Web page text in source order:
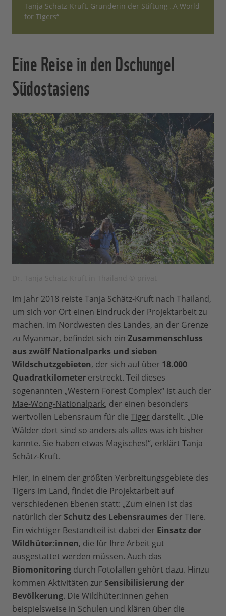
Tanja Schätz-Kruft, Gründerin der Stiftung „A World
for Tigers“
Eine Reise in den Dschungel
Südostasiens
Im Jahr 2018 reiste Tanja Schätz-Kruft nach Thailand,
um sich vor Ort einen Eindruck der Projektarbeit zu
machen. Im Nordwesten des Landes, an der Grenze
zu Myanmar, befindet sich ein Zusammenschluss
aus zwölf Nationalparks und sieben
Wildschutzgebieten, der sich auf über 18.000
Quadratkilometer erstreckt. Teil dieses
sogenannten „Western Forest Complex“ ist auch der
Mae-Wong-Nationalpark, der einen besonders
wertvollen Lebensraum für die Tiger darstellt. „Die
Wälder dort sind so anders als alles was ich bisher
kannte. Sie haben etwas Magisches!“, erklärt Tanja
Schätz-Kruft.
Hier, in einem der größten Verbreitungsgebiete des
Tigers im Land, findet die Projektarbeit auf
verschiedenen Ebenen statt: „Zum einen ist das
natürlich der Schutz des Lebensraumes der Tiere.
Ein wichtiger Bestandteil ist dabei der Einsatz der
Wildhüter:innen, die für Ihre Arbeit gut
ausgestattet werden müssen. Auch das
Biomonitoring durch Fotofallen gehört dazu. Hinzu
kommen Aktivitäten zur Sensibilisierung der
Bevölkerung. Die Wildhüter:innen gehen
beispielsweise in Schulen und klären über die